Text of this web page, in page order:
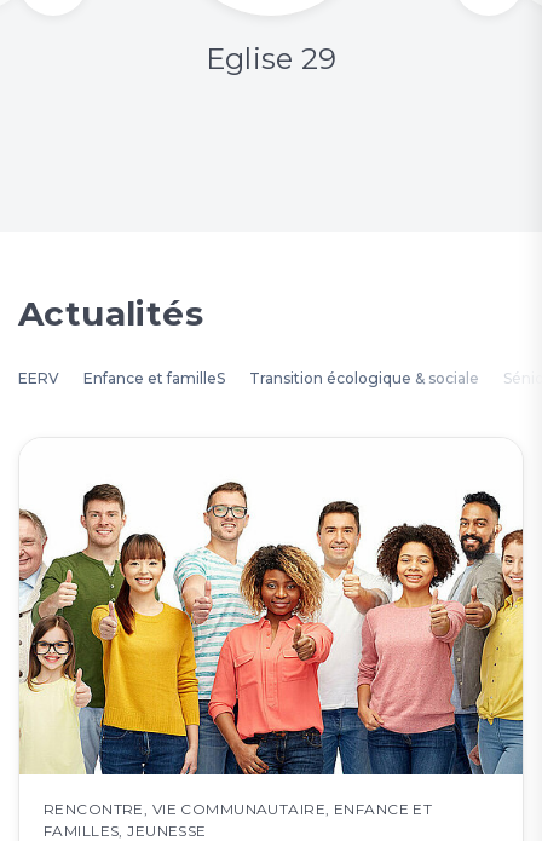
Eglise 29
Actualités
EERV Enfance et familleS Transition écologique & sociale
RENCONTRE VIE COMMUNAUTAIRE ENFANCE ET
FAMILLES ,JEUNESSE